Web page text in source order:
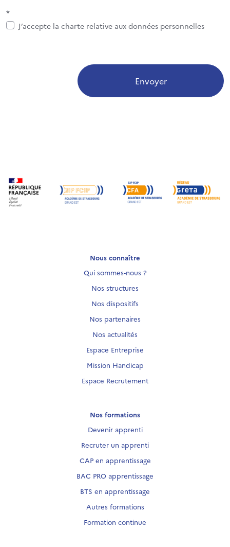
*
J’accepte la charte relative aux données personnelles
Envoyer
Nous connaître
Qui sommes-nous ?
Nos structures
Nos dispositifs
Nos partenaires
Nos actualités
Espace Entreprise
Mission Handicap
Espace Recrutement
Nos formations
Devenir apprenti
Recruter un apprenti
CAP en apprentissage
BAC PRO apprentissage
BTS en apprentissage
Autres formations
Formation continue